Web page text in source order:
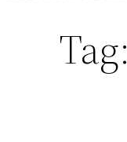
Tag: